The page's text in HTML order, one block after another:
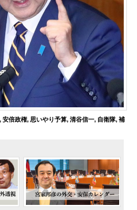
安倍政権, 思いやり予算, 清谷信一, 自衛隊, 補